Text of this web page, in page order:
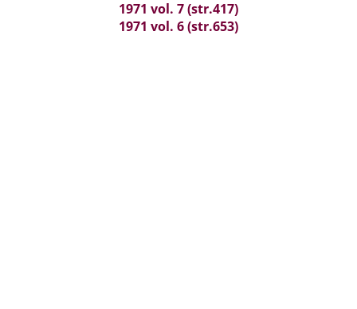
1971 vol. 7 (str.417)
1971 vol. 6 (str.653)